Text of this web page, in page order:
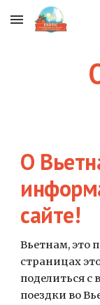
Skip to main
О
сайте!
Вьетнам, это
страницах
поделиться
поездки во